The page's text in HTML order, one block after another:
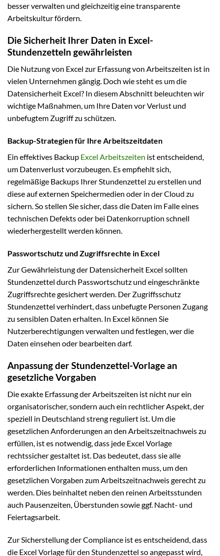
besser verwalten und gleichzeitig eine transparente
Arbeitskultur fördern.
Die Sicherheit Ihrer Daten in Excel-
Stundenzetteln gewährleisten
Die Nutzung von Excel zur Erfassung von Arbeitszeiten ist in
vielen Unternehmen gängig. Doch wie steht es um die
Datensicherheit Excel? In diesem Abschnitt beleuchten wir
wichtige Maßnahmen, um Ihre Daten vor Verlust und
unbefugtem Zugriff zu schützen.
Backup-Strategien für Ihre Arbeitszeitdaten
Ein effektives Backup Excel Arbeitszeiten ist entscheidend,
um Datenverlust vorzubeugen. Es empfiehlt sich,
regelmäßige Backups Ihrer Stundenzettel zu erstellen und
diese auf externen Speichermedien oder in der Cloud zu
sichern. So stellen Sie sicher, dass die Daten im Falle eines
technischen Defekts oder bei Datenkorruption schnell
wiederhergestellt werden können.
Passwortschutz und Zugriffsrechte in Excel
Zur Gewährleistung der Datensicherheit Excel sollten
Stundenzettel durch Passwortschutz und eingeschränkte
Zugriffsrechte gesichert werden. Der Zugriffsschutz
Stundenzettel verhindert, dass unbefugte Personen Zugang
zu sensiblen Daten erhalten. In Excel können Sie
Nutzerberechtigungen verwalten und festlegen, wer die
Daten einsehen oder bearbeiten darf.
Anpassung der Stundenzettel-Vorlage an
gesetzliche Vorgaben
Die exakte Erfassung der Arbeitszeiten ist nicht nur ein
organisatorischer, sondern auch ein rechtlicher Aspekt, der
speziell in Deutschland streng reguliert ist. Um die
gesetzlichen Anforderungen an den Arbeitszeitnachweis zu
erfüllen, ist es notwendig, dass jede Excel Vorlage
rechtssicher gestaltet ist. Das bedeutet, dass sie alle
erforderlichen Informationen enthalten muss, um den
gesetzlichen Vorgaben zum Arbeitszeitnachweis gerecht zu
werden. Dies beinhaltet neben den reinen Arbeitsstunden
auch Pausenzeiten, Überstunden sowie ggf. Nacht- und
Feiertagsarbeit.
Zur Sicherstellung der Compliance ist es entscheidend, dass
die Excel Vorlage für den Stundenzettel so angepasst wird,